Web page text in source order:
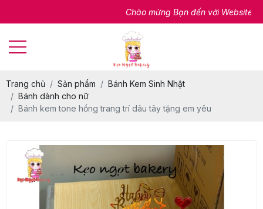
Chào mừng Bạn đến với Website của
Trang chủ Sản phẩm
Bánh Kem Sinh Nhật
Bánh dành cho nữ
Bánh kem tone hồng trang trí dâu tây tặng em yêu